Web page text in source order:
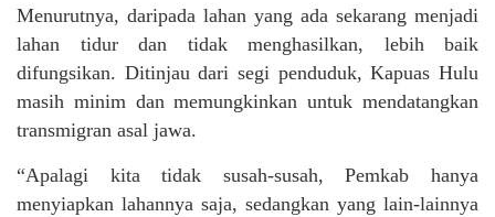
Menurutnya, daripada lahan yang ada sekarang menjadi
lahan tidur dan tidak menghasilkan, lebih baik
difungsikan. Ditinjau dari segi penduduk, Kapuas Hulu
masih minim dan memungkinkan untuk mendatangkan
transmigran asal jawa.
“Apalagi kita tidak susah-susah, Pemkab hanya
menyiapkan lahannya saja, sedangkan yang lain-lainnya